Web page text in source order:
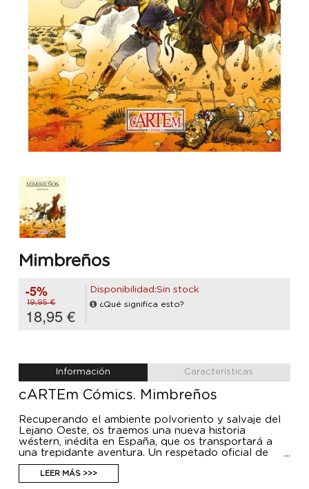
Mimbreños
-5%
19,95 €
18,95 €
Disponibilidad:Sin stock
¿Qué significa esto?
Información Características
cARTEm Cómics. Mimbreños
Recuperando el ambiente polvoriento y salvaje del
Lejano Oeste, os traemos una nueva historia
wéstern, inédita en España, que os transportará a
una trepidante aventura. Un respetado oficial de
caballería, su problemático hermano menor, una
mujer de cabaret y una banda de criminales deberán
buscar la forma de salir airosos del terreno más
LEER MÁS >>>